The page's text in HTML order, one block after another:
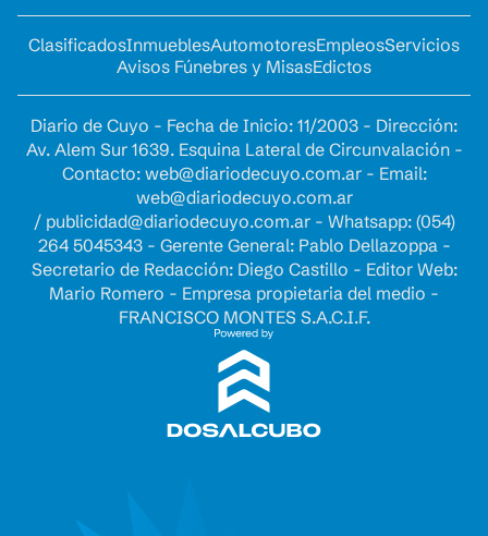
ClasificadosInmueblesAutomotoresEmpleosServicios
Avisos Fúnebres y MisasEdictos
Diario de Cuyo - Fecha de Inicio: 11/2003 - Dirección:
Av. Alem Sur 1639. Esquina Lateral de Circunvalación -
Contacto: web@diariodecuyo.com.ar- Email:
web@diariodecuyo.com.ar
/ publicidad@diariodecuyo.com.ar- Whatsapp: (054)
264 5045343 - Gerente General: Pablo Dellazoppa -
Secretario de Redacción: Diego Castillo - Editor Web:
Mario Romero - Empresa propietaria del medio -
FRANCISCO MONTES S.A.C.I.F.